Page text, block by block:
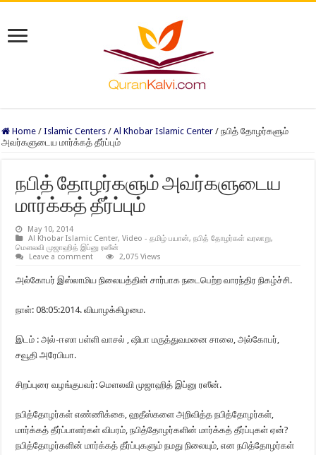
Home / Islamic Centers / Al Khobar Islamic Center / நபித் தோழர்களும்
அவர்களுடைய மார்க்கத் தீர்ப்பும்
நபித் தோழர்களும் அவர்களுடைய
மார்க்கத் தீர்ப்பும்
May 10, 2014
Al Khobar Islamic Center,Video - தமிழ் பயான்,நபித் தோழர்கள் வரலாறு,
மௌலவி முஜாஹித் இப்னு ரஸீன்
Leave a comment
2,075 Views
அல்கோபர் இஸ்லாமிய நிலையத்தின் சார்பாக நடைபெற்ற வாரந்திர நிகழ்ச்சி.
நாள்: 08:05:2014. வியாழக்கிழமை.
இடம் : அல்-ஈஸா பள்ளி வாசல் , ஷிபா மருத்துவமனை சாலை, அல்கோபர்,
சவூதி அரேபியா.
சிறப்புரை வழங்குபவர்: மௌலவி முஜாஹித் இப்னு ரஸீன்.
நபித்தோழர்கள் எண்ணிக்கை, ஹதீஸ்களை அறிவித்த நபித்தோழர்கள்,
மார்க்கத் தீர்ப்பாளர்கள் விபரம், நபித்தோழர்களின் மார்க்கத் தீர்ப்புகள் ஏன்?
நபித்தோழர்களின் மார்க்கத் தீர்ப்புகளும் நமது நிலையும், என நபித்தோழர்கள்